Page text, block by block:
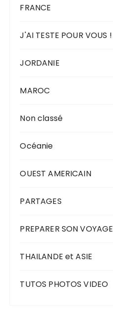
FRANCE
J'AI TESTE POUR VOUS !
JORDANIE
MAROC
Non classé
Océanie
OUEST AMERICAIN
PARTAGES
PREPARER SON VOYAGE
THAILANDE et ASIE
TUTOS PHOTOS VIDEO